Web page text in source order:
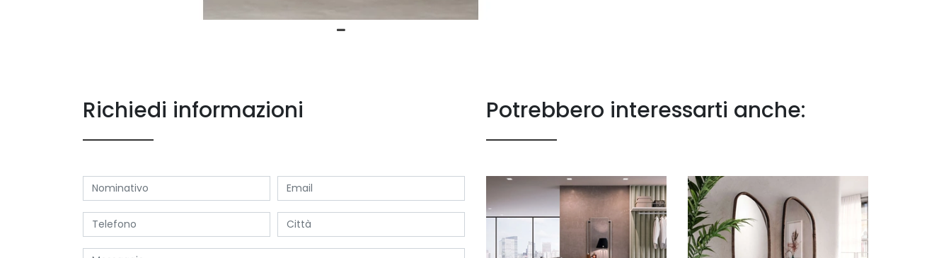
Richiedi informazioni Potrebbero interessarti anche: